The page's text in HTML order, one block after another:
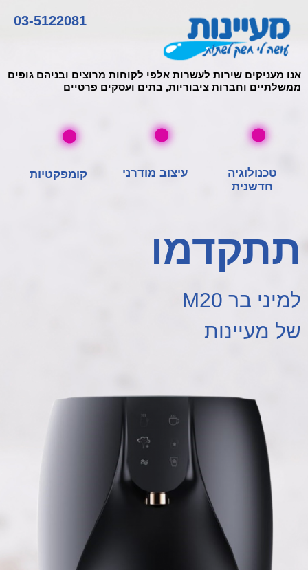
03-5122081
אנו מעניקים שירות לעשרות אלפי לקוחות מרוצים ובניהם גופים
ממשלתיים וחברות ציבוריות, בתים ועסקים פרטיים
טכנולוגיה
חדשנית
עיצוב מודרני קומפקטיות​
תתקדמו
למיני בר M20
של מעיינות